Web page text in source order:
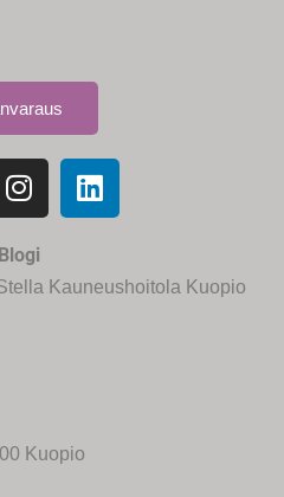
Blogi
Kauneushoitola Kuopio
Kuopio